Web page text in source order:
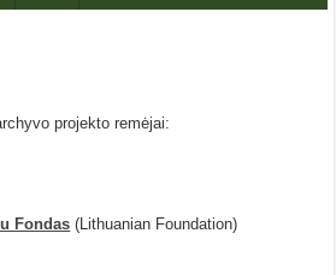
projekto remėjai:
Fondas (Lithuanian Foundation)